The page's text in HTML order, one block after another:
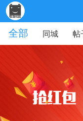
全部
同城 帖